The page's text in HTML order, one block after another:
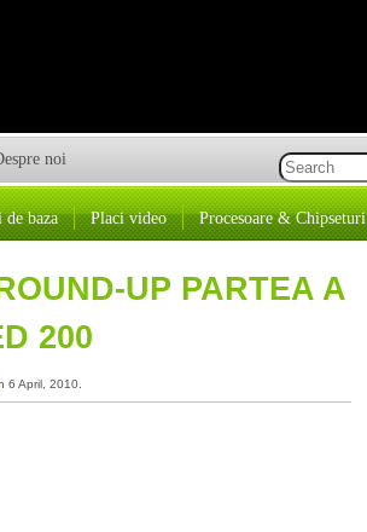
noi
de baza Placi video Procesoare & Chipseturi
UP PARTEA A
200
6 April, 2010.